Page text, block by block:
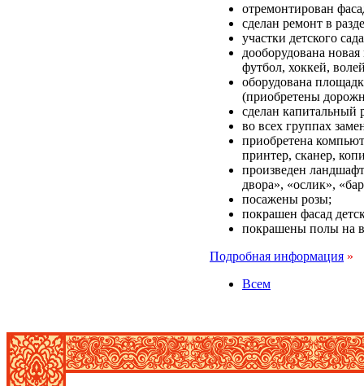
отремонтирован
сделан ремонт в
участки детского
дооборудована
футбол, хоккей,
оборудована
(приобретены
сделан капитальный
во всех группах
приобретена
принтер, сканер,
произведен
двора», «ослик»,
посажены розы;
покрашен фасад
покрашены полы на
Подробная информация »
Всем